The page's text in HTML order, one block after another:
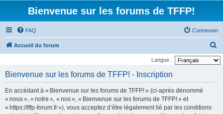
Bienvenue sur les forums de TFFP!
FAQ Connexion
Accueil du forum
e
Langue :
Bienvenue sur les forums de TFFP! - Inscription
En accédant à « Bienvenue sur les forums de TFFP! » (ci-après dénommé
« nous », « notre », « nos », « Bienvenue sur les forums de TFFP! » et
« https://tffp-forum.fr »), vous acceptez d’être légalement lié par les conditions